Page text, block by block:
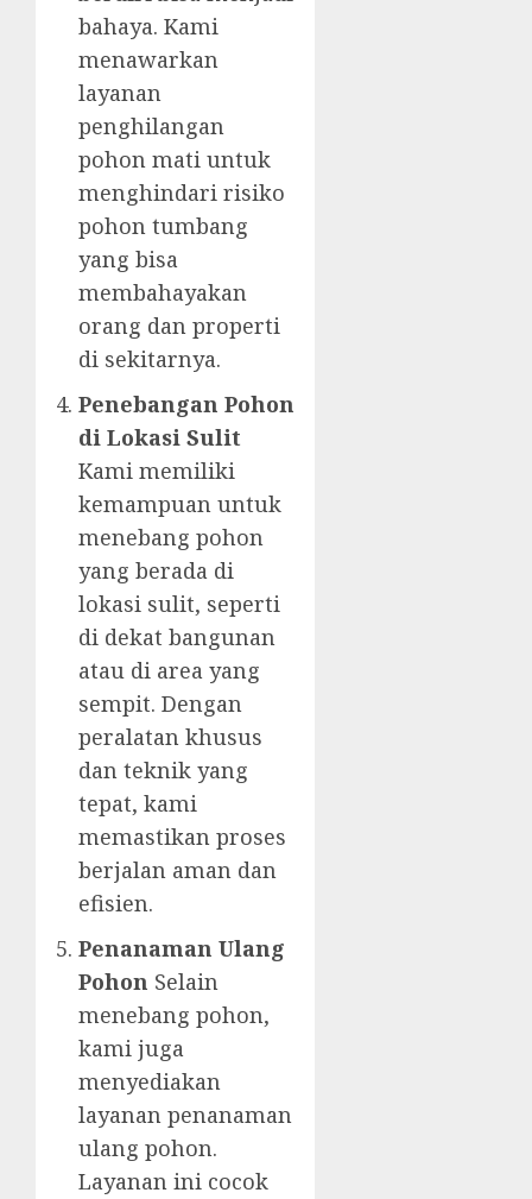
bahaya. Kami
menawarkan
layanan
penghilangan
pohon mati untuk
menghindari risiko
pohon tumbang
yang bisa
membahayakan
orang dan properti
di sekitarnya.
Penebangan Pohon
di Lokasi Sulit
Kami memiliki
kemampuan untuk
menebang pohon
yang berada di
lokasi sulit, seperti
di dekat bangunan
atau di area yang
sempit. Dengan
peralatan khusus
dan teknik yang
tepat, kami
memastikan proses
berjalan aman dan
efisien.
Penanaman Ulang
Pohon Selain
menebang pohon,
kami juga
menyediakan
layanan penanaman
ulang pohon.
Layanan ini cocok